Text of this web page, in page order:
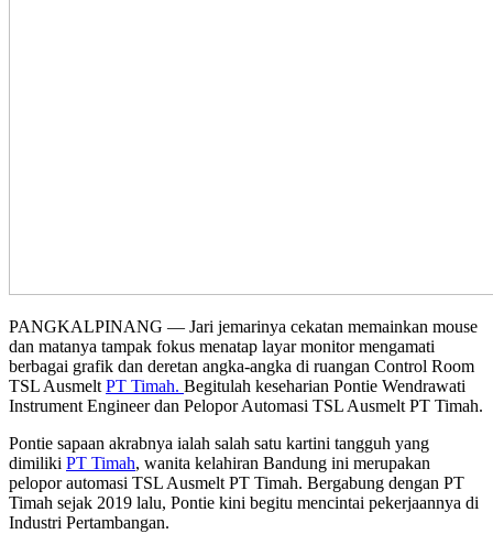
PANGKALPINANG — Jari jemarinya cekatan memainkan mouse
dan matanya tampak fokus menatap layar monitor mengamati
berbagai grafik dan deretan angka-angka di ruangan Control Room
TSL Ausmelt PT Timah. Begitulah keseharian Pontie Wendrawati
Instrument Engineer dan Pelopor Automasi TSL Ausmelt PT Timah.
Pontie sapaan akrabnya ialah salah satu kartini tangguh yang
dimiliki PT Timah, wanita kelahiran Bandung ini merupakan
pelopor automasi TSL Ausmelt PT Timah. Bergabung dengan PT
Timah sejak 2019 lalu, Pontie kini begitu mencintai pekerjaannya di
Industri Pertambangan.